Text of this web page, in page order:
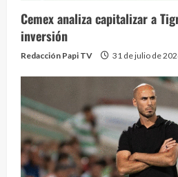
Cemex analiza capitalizar a
inversión
Redacción Papi TV 31 de julio de